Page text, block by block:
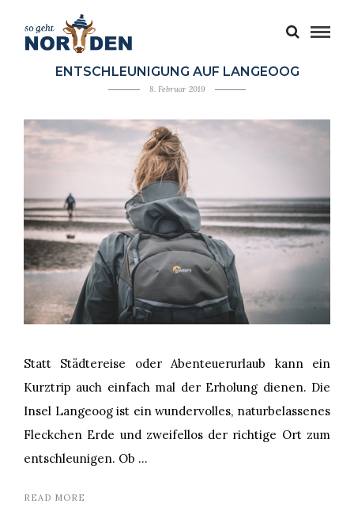
ENTSCHLEUNIGUNG AUF LANGEOOG
8. Februar 2019
Statt Städtereise oder Abenteuerurlaub kann ein
Kurztrip auch einfach mal der Erholung dienen. Die
Insel Langeoog ist ein wundervolles, naturbelassenes
Fleckchen Erde und zweifellos der richtige Ort zum
entschleunigen. Ob …
READ MORE